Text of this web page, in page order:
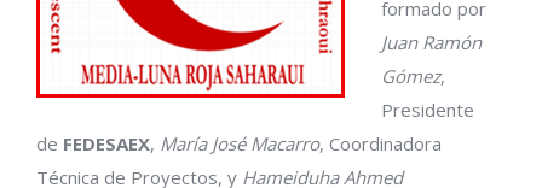
formado por
Juan Ramón
Gómez,
Presidente
de FEDESAEX, María José Macarro, Coordinadora
Técnica de Proyectos, y Hameiduha Ahmed